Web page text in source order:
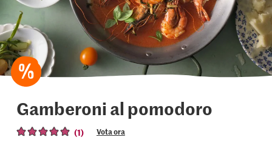
Gamberoni al pomodoro
(1) Vota ora